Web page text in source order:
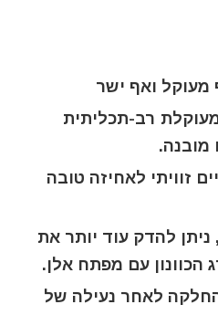
מעוקל ואף ישר
רב-תכליתית
מובנה.
זוויתי לאחיזה טובה
להדק עוד יותר את
הכוונון עם מפתח אלן.
לאחר נעילה של